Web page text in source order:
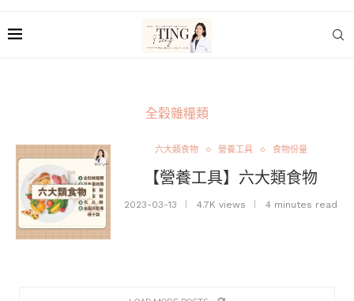
全穀雜糧類
六大類食物 營養工具 食物份量
【營養工具】六大類食物
2023-03-13 4.7K views 4 minutes read